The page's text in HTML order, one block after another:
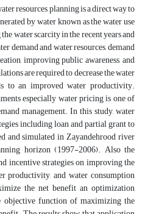
resources planning is a direct way to
by water known as the water use
water scarcity in the recent years and
demand and water resources, demand
improving public awareness, and
are required to decrease the water
to an improved water productivity.
especially water pricing is one of
management. In this study, water
including loan and partial grant to
and simulated in Zayandehrood river
horizon (1997-2006). Also the
incentive strategies on improving the
productivity, and water consumption
the net benefit an optimization
objective function of maximizing the